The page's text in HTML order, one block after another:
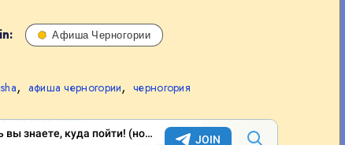
Афиша Черногории
, афиша черногории, черногория